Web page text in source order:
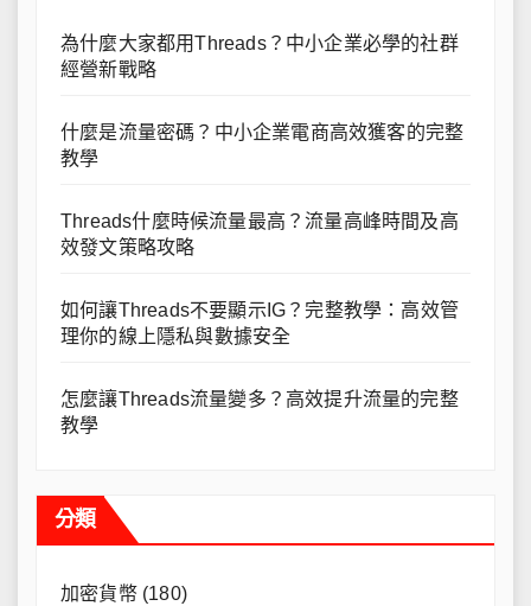
為什麼大家都用Threads？中小企業必學的社群
經營新戰略
什麼是流量密碼？中小企業電商高效獲客的完整
教學
Threads什麼時候流量最高？流量高峰時間及高
效發文策略攻略
如何讓Threads不要顯示IG？完整教學：高效管
理你的線上隱私與數據安全
怎麼讓Threads流量變多？高效提升流量的完整
教學
分類
加密貨幣(180)